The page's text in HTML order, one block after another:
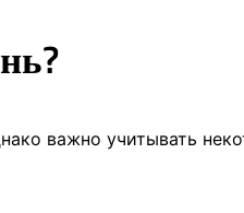
важно учитывать